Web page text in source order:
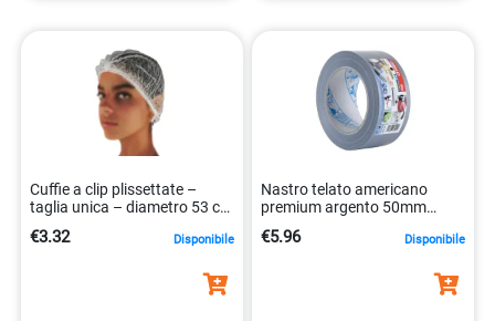
Cuffie a clip plissettate –
taglia unica – diametro 53 cm
– PLP – bianco – Worker –
conf. 100 pezzi
€3.32 Disponibile
Nastro telato americano
premium argento 50mm
resistente all`acqua
8014846535901
€5.96 Disponibile